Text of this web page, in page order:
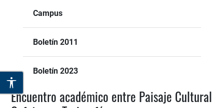
Campus
Boletín 2011
Boletín 2023
Encuentro académico entre Paisaje Cultural